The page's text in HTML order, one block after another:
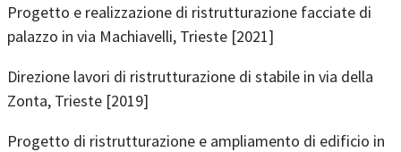
Progetto e realizzazione di ristrutturazione facciate di
palazzo in via Machiavelli, Trieste [2021]
Direzione lavori di ristrutturazione di stabile in via della
Zonta, Trieste [2019]
Progetto di ristrutturazione e ampliamento di edificio in